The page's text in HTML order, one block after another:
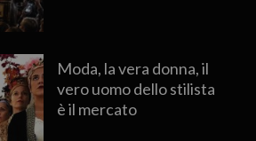
Moda, la vera donna, il
vero uomo dello stilista
è il mercato